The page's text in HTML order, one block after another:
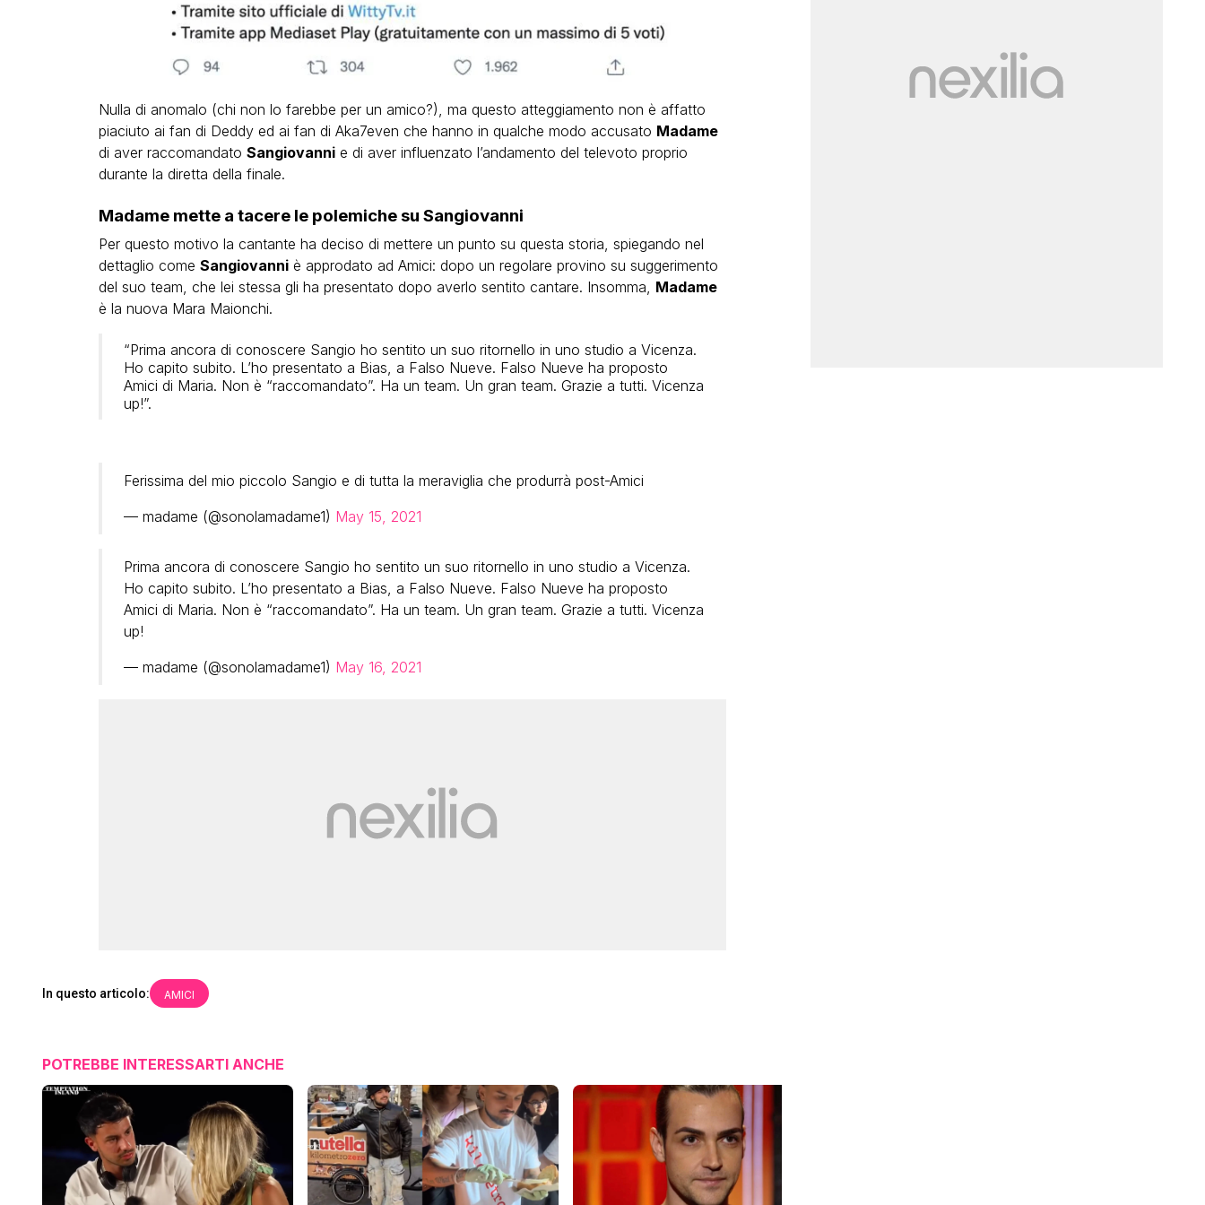
Nulla di anomalo (chi non lo farebbe per un amico?), ma questo atteggiamento non è affatto
piaciuto ai fan di Deddy ed ai fan di Aka7even che hanno in qualche modo accusato Madame
di aver raccomandato Sangiovannie di aver influenzato l’andamento del televoto proprio
durante la diretta della finale.
Madame mette a tacere le polemiche su Sangiovanni
Per questo motivo la cantante ha deciso di mettere un punto su questa storia, spiegando nel
dettaglio come Sangiovanniè approdato ad Amici: dopo un regolare provino su suggerimento
del suo team, che lei stessa gli ha presentato dopo averlo sentito cantare. Insomma, Madame
è la nuova Mara Maionchi.
“Prima ancora di conoscere Sangio ho sentito un suo ritornello in uno studio a Vicenza.
Ho capito subito. L’ho presentato a Bias, a Falso Nueve. Falso Nueve ha proposto
Amici di Maria. Non è “raccomandato”. Ha un team. Un gran team. Grazie a tutti. Vicenza
up!”.
Ferissima del mio piccolo Sangio e di tutta la meraviglia che produrrà post-Amici
— madame (@sonolamadame1) May 15, 2021
Prima ancora di conoscere Sangio ho sentito un suo ritornello in uno studio a Vicenza.
Ho capito subito. L’ho presentato a Bias, a Falso Nueve. Falso Nueve ha proposto
Amici di Maria. Non è “raccomandato”. Ha un team. Un gran team. Grazie a tutti. Vicenza
up!
— madame (@sonolamadame1) May 16, 2021
In questo articolo: AMICI
POTREBBE INTERESSARTI ANCHE